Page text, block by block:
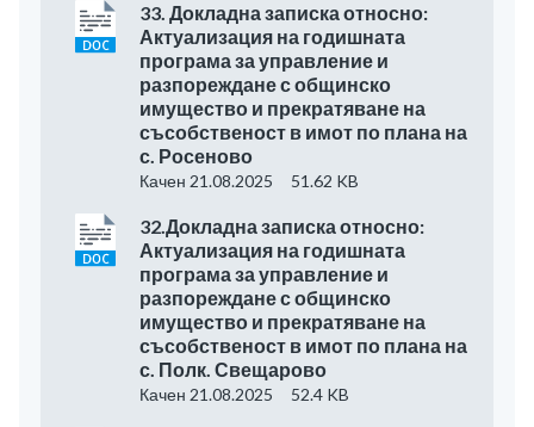
33. Докладна записка относно:
Актуализация на годишната
програма за управление и
разпореждане с общинско
имущество и прекратяване на
съсобственост в имот по плана на
с. Росеново
Качен 21.08.2025 51.62 KB
32.Докладна записка относно:
Актуализация на годишната
програма за управление и
разпореждане с общинско
имущество и прекратяване на
съсобственост в имот по плана на
с. Полк. Свещарово
Качен 21.08.2025 52.4 KB